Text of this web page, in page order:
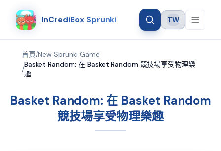
InCrediBox Sprunki Language
TW
首頁/New Sprunki Game
/
Basket Random: 在 Basket Random 競技場享受物理樂
趣
Basket Random: 在 Basket Random
競技場享受物理樂趣